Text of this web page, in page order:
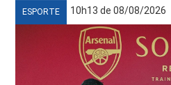
ESPORTE 10h13 de 08/08/2026